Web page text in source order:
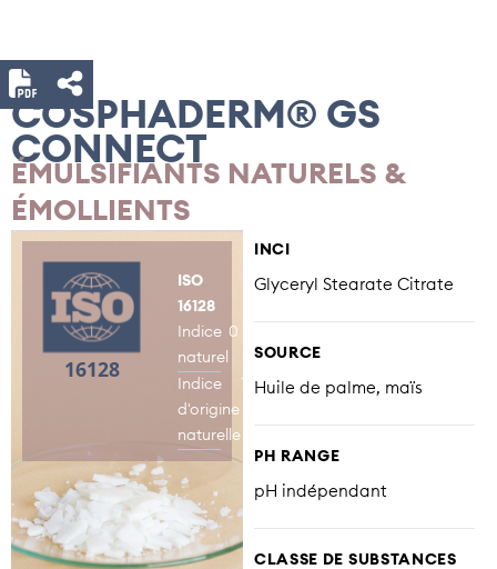
COSPHADERM® GS
CONNECT
ÉMULSIFIANTS NATURELS &
ÉMOLLIENTS
ISO
16128
Indice
naturel
0
Indice
d'origine
naturelle
INCI
Glyceryl Stearate Citrate
SOURCE
Huile de palme, maïs
PH RANGE
pH indépendant
CLASSE DE SUBSTANCES